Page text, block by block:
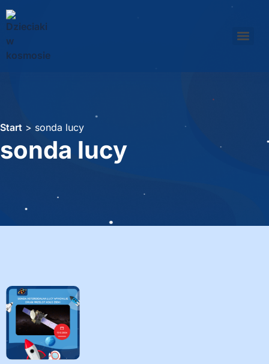
Start > sonda lucy
sonda lucy